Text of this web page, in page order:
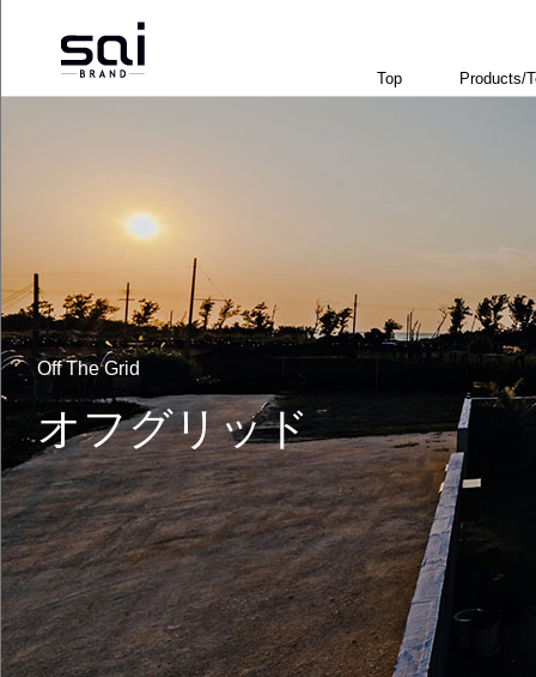
Top Products/
Off The Grid
オフグリッド